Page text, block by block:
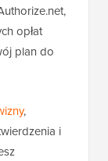
opłat
plan do
,
i